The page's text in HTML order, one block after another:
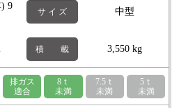
9
サ イ ズ 中型
積 載 3,550 kg
排ガス
適合
8ｔ
未満
7.5ｔ
未満
5ｔ
未満